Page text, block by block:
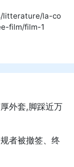
litterature/la-co
film/film-1
外套,脚踩近万
者被撤签、终